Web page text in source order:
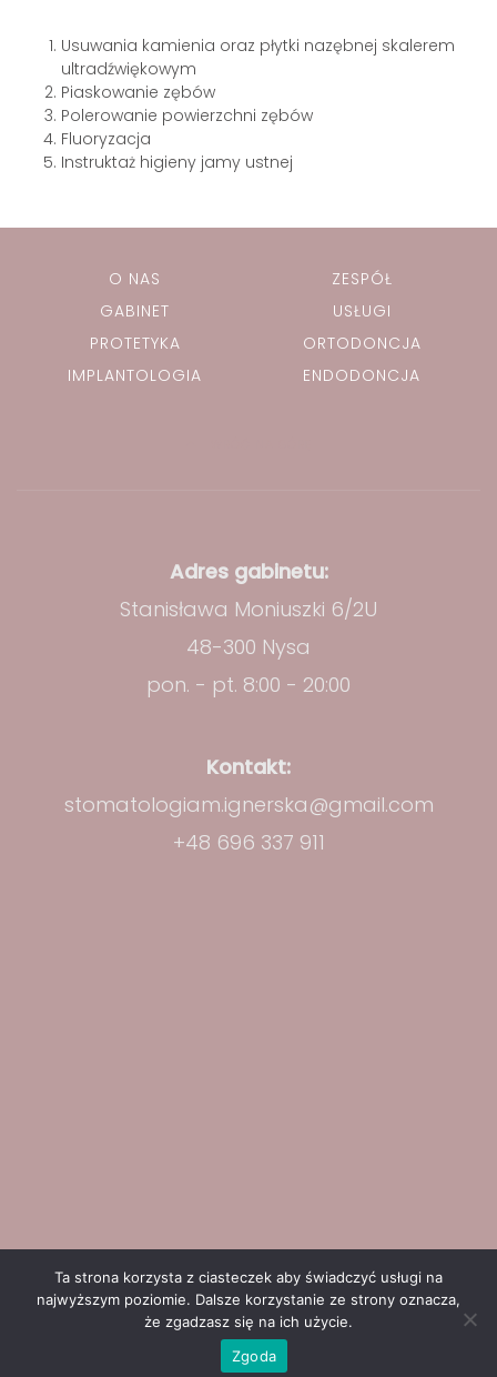
Usuwania kamienia oraz płytki nazębnej skalerem
ultradźwiękowym
Piaskowanie zębów
Polerowanie powierzchni zębów
Fluoryzacja
Instruktaż higieny jamy ustnej
O NAS
ZESPÓŁ
GABINET
USŁUGI
PROTETYKA
ORTODONCJA
IMPLANTOLOGIA
ENDODONCJA
Adres gabinetu:
Stanisława Moniuszki 6/2U
48-300 Nysa
pon. - pt. 8:00 - 20:00
Kontakt:
stomatologiam.ignerska@gmail.com
+48 696 337 911
© Copyright 2023 Stomatologia M.Ignerska
Ta strona korzysta z ciasteczek aby świadczyć usługi na
najwyższym poziomie. Dalsze korzystanie ze strony oznacza,
że zgadzasz się na ich użycie.
Zgoda